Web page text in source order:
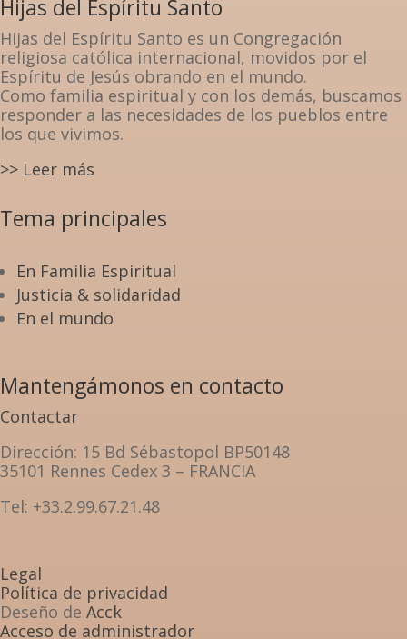
Hijas del Espíritu Santo
Hijas del Espíritu Santo es un Congregación
religiosa católica internacional, movidos por el
Espíritu de Jesús obrando en el mundo.
Como familia espiritual y con los demás, buscamos
responder a las necesidades de los pueblos entre
los que vivimos.
>> Leer más
Tema principales
En Familia Espiritual
Justicia & solidaridad
En el mundo
Mantengámonos en contacto
Contactar
Dirección: 15 Bd Sébastopol BP50148
35101 Rennes Cedex 3 – FRANCIA
Tel: +33.2.99.67.21.48
Legal
Política de privacidad
Deseño de Acck
Acceso de administrador